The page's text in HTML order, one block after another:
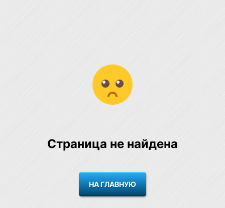
Страница не найдена
НА ГЛАВНУЮ